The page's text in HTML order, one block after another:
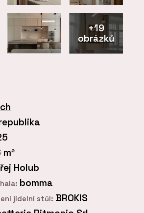
+19
obrázků
m²
Holub
bomma
jídelní stůl: BROKIS